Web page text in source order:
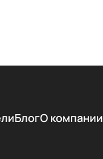
БлогО компании